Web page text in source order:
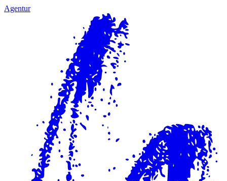
Agentur